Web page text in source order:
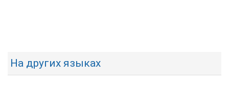
На других языках